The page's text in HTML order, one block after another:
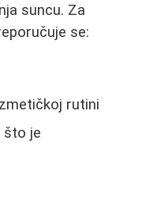
suncu. Za
se:
rutini
što je